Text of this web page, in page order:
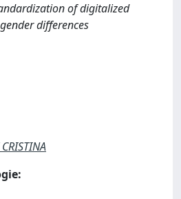
of digitalized
differences